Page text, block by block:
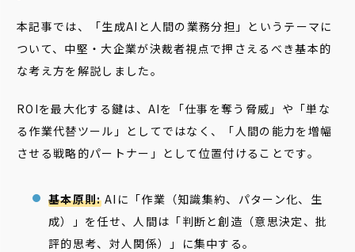
本記事では、「生成AIと人間の業務分担」というテーマに
ついて、中堅・大企業が決裁者視点で押さえるべき基本的
な考え方を解説しました。
ROIを最大化する鍵は、AIを「仕事を奪う脅威」や「単な
る作業代替ツール」としてではなく、「人間の能力を増幅
させる戦略的パートナー」として位置付けることです。
基本原則:AIに「作業（知識集約、パターン化、生
成）」を任せ、人間は「判断と創造（意思決定、批
評的思考、対人関係）」に集中する。